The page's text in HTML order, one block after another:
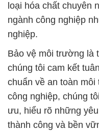
loại hóa chất chuyên
ngành công nghiệp
nghiệp.
Bảo vệ môi trường là
chúng tôi cam kết
chuẩn về an toàn
công nghiệp, chúng
ưu, hiểu rõ những
thành công và bền